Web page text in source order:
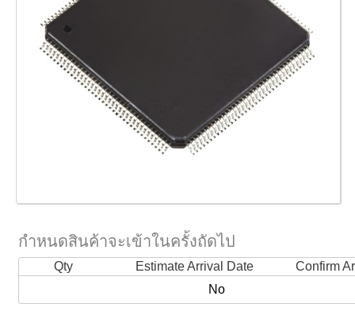
กำหนดสินค้าจะเข้าในครั้งถัดไป
Qty Estimate Arrival Date
Confirm
No